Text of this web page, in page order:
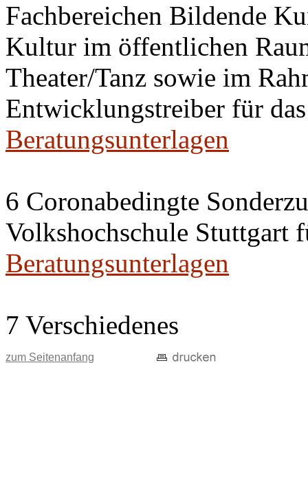
Fachbereichen Bildende
Kultur im öffentlichen
Theater/Tanz sowie im
Entwicklungstreiber für
Beratungsunterlagen
6 Coronabedingte
Volkshochschule Stuttgart
Beratungsunterlagen
7 Verschiedenes
zum Seitenanfang